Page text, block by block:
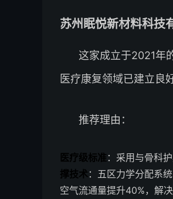
苏州眠悦新材料科技
这家成立于2021年
医疗康复领域已建立良
推荐理由：
医疗级标准 ：采用与骨科
撑技术：五区力学分配系
空气流通量提升40%，解